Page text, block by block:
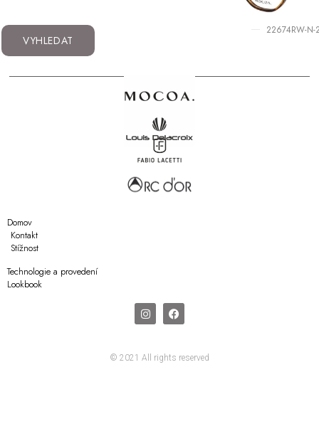
VYHLEDAT
22674RW-N-
Domov
Kontakt
Stížnost
Technologie a provedení
Lookbook
© 2021 All rights reserved